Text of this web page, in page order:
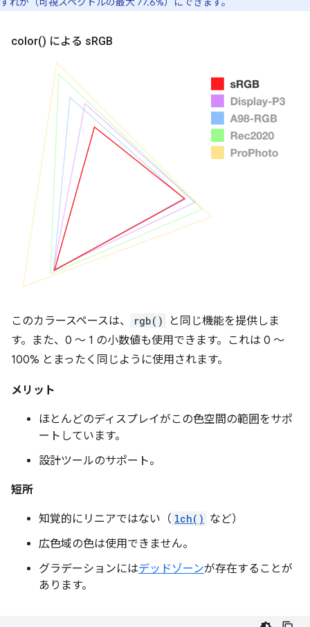
color() による s RGB
このカラースペースは、 rgb()
と同じ機能を提供しま
す。また、0 ～ 1 の小数値も使用できます。これは 0 ～
100% とまったく同じように使用されます。
メリット
ほとんどのディスプレイがこの色空間の範囲をサポ
ートしています。
設計ツールのサポート。
短所
知覚的にリニアではない（ lch() など）
広色域の色は使用できません。
グラデーションにはデッドゾーンが存在することが
あります。